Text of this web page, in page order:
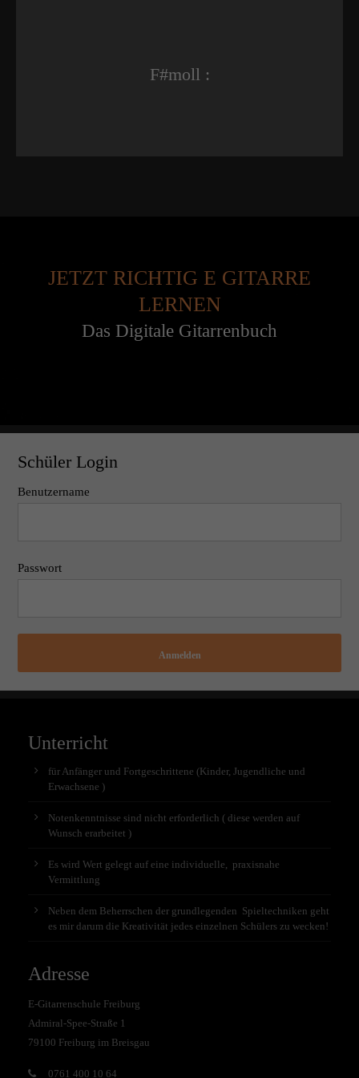
F#moll :
JETZT RICHTIG E GITARRE
LERNEN
Das Digitale Gitarrenbuch
Schüler Login
Benutzername
Passwort
Anmelden
Unterricht
für Anfänger und Fortgeschrittene (Kinder, Jugendliche und
Erwachsene )
Notenkenntnisse sind nicht erforderlich ( diese werden auf
Wunsch erarbeitet )
Es wird Wert gelegt auf eine individuelle, praxisnahe
Vermittlung
Neben dem Beherrschen der grundlegenden Spieltechniken geht
es mir darum die Kreativität jedes einzelnen Schülers zu wecken!
Adresse
E-Gitarrenschule Freiburg
Admiral-Spee-Straße 1
79100 Freiburg im Breisgau
0761 400 10 64